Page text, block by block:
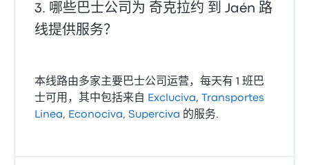
哪些巴士公司为 奇克拉约 到 Jaén 路
线提供服务？
本线路由多家主要巴士公司运营，每天有 1 班巴
士可用，其中包括来自
Excluciva,
Transportes
Linea, Econociva,Superciva 的服务.